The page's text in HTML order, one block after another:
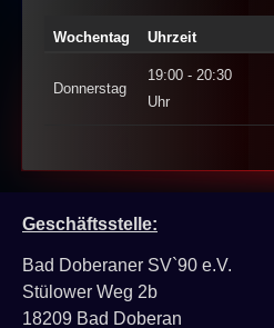
Wochentag Uhrzeit
Donnerstag
19:00 - 20:30
Uhr
Geschäftsstelle:
Bad Doberaner SV`90 e.V.
Stülower Weg 2b
18209 Bad Doberan